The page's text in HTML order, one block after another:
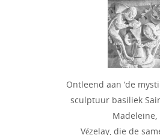
Ontleend aan ‘de
sculptuur basiliek
Madeleine,
Vézelay, die de